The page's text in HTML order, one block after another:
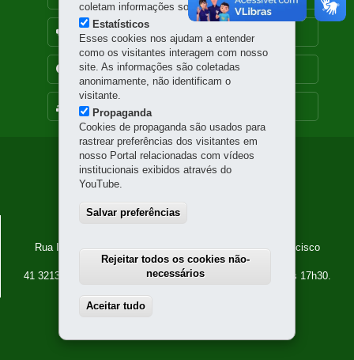
MAPA DO SITE
TRANSPARÊNCIA INSTITUCIONAL
Navegação
principal
PARANÁ PROJETOS
Rua Inácio Lustosa nº 700, 1º andar - Bloco A - São Francisco
80510-000-Curitiba -PR MAPA
41 3213-7700 | Atendimento: Segunda a sexta, das 8h30 às 17h30.
coletam informações sobre o visitante.
Estatísticos
Esses cookies nos ajudam a entender
como os visitantes interagem com nosso
site. As informações são coletadas
anonimamente, não identificam o
visitante.
Propaganda
Cookies de propaganda são usados para
rastrear preferências dos visitantes em
nosso Portal relacionadas com vídeos
institucionais exibidos através do
YouTube.
Salvar preferências
Rejeitar todos os cookies não-
necessários
Aceitar tudo